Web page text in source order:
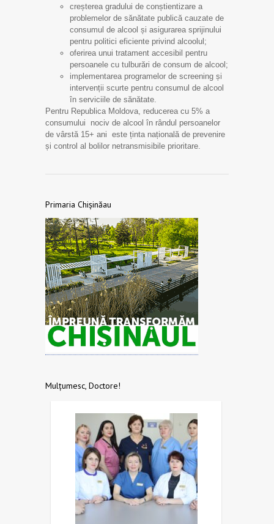
creșterea gradului de conștientizare a
problemelor de sănătate publică cauzate de
consumul de alcool și asigurarea sprijinului
pentru politici eficiente privind alcoolul;
oferirea unui tratament accesibil pentru
persoanele cu tulburări de consum de alcool;
implementarea programelor de screening și
intervenții scurte pentru consumul de alcool
în serviciile de sănătate.
Pentru Republica Moldova, reducerea cu 5% a
consumului nociv de alcool în rândul persoanelor
de vârstă 15+ ani este ținta națională de prevenire
și control al bolilor netransmisibile prioritare.
Primaria Chișinăau
Mulțumesc, Doctore!